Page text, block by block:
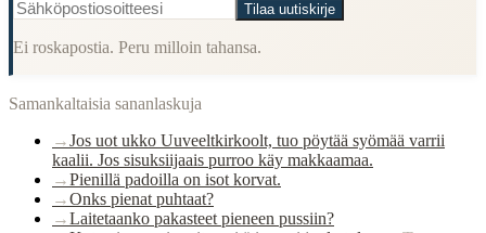
Tilaa uutiskirje
Ei roskapostia. Peru milloin tahansa.
Samankaltaisia sananlaskuja
→Jos uot ukko Uuveeltkirkoolt, tuo pöytää syömää varrii
kaalii. Jos sisuksiijaais purroo käy makkaamaa.
→Pienillä padoilla on isot korvat.
→Onks pienat puhtaat?
→Laitetaanko pakasteet pieneen pussiin?